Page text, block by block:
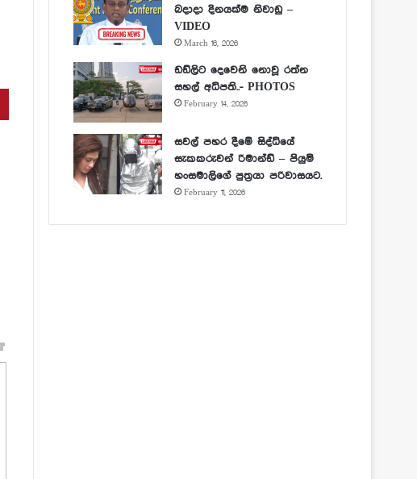
බදාදා දිනයක්ම නිවාඩු –
VIDEO
March 16, 2026
ඩඩ්ලිට දෙවෙනි නොවූ රත්න
සහල් අධිපති..- PHOTOS
February 14, 2026
සවල් පහර දීමේ සිද්ධියේ
සැකකරුවන් රිමාන්ඩ් – පියුමි
හංසමාලිගේ පුත්‍රයා පරිවාසයට.
February 11, 2026